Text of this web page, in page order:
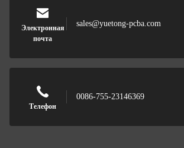
Электронная
почта
sales@yuetong-pcba.com
Телефон
0086-755-23146369